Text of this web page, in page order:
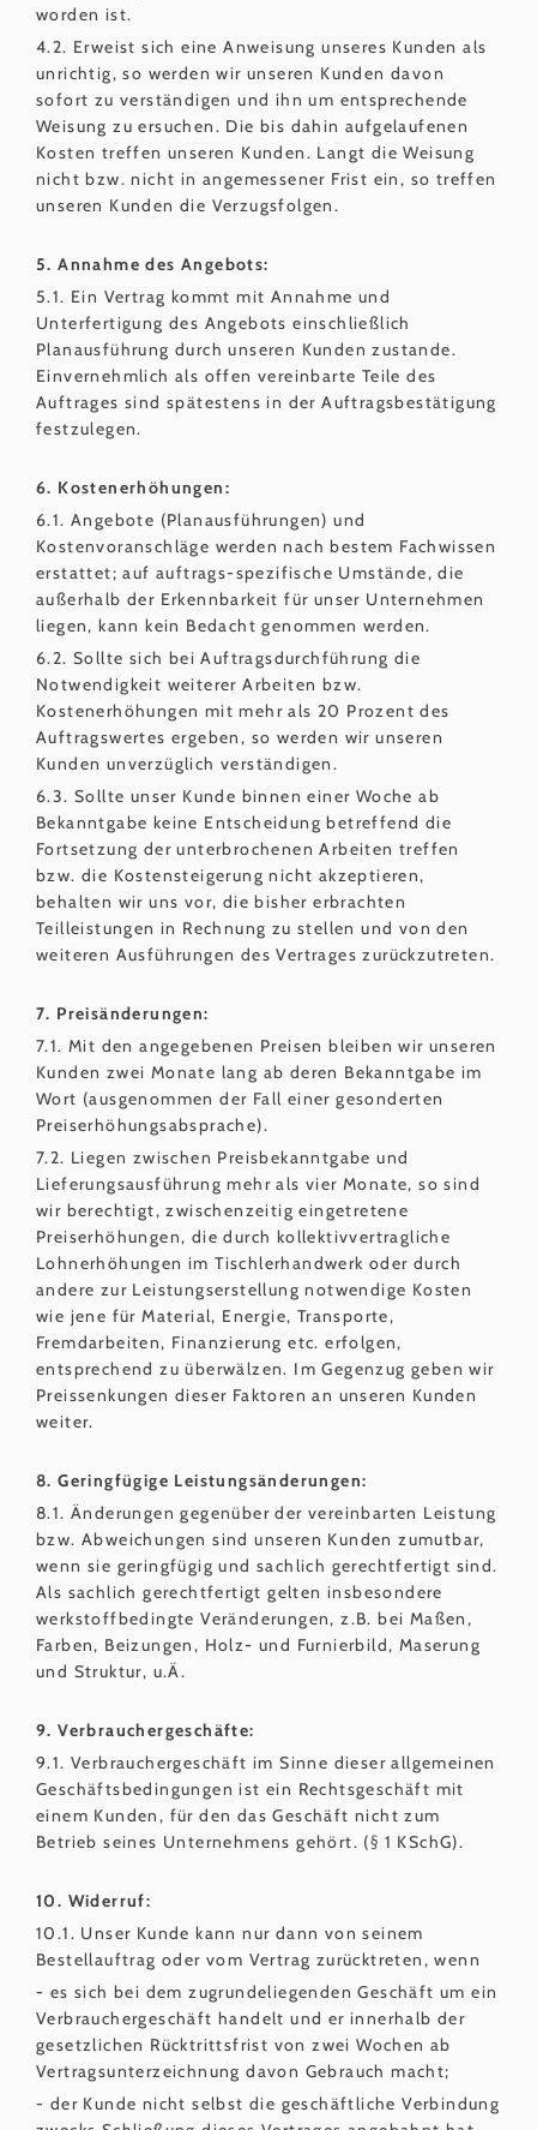
worden ist.
4.2. Erweist sich eine Anweisung unseres Kunden als
unrichtig, so werden wir unseren Kunden davon
sofort zu verständigen und ihn um entsprechende
Weisung zu ersuchen. Die bis dahin aufgelaufenen
Kosten treffen unseren Kunden. Langt die Weisung
nicht bzw. nicht in angemessener Frist ein, so treffen
unseren Kunden die Verzugsfolgen.
5. Annahme des Angebots:
5.1. Ein Vertrag kommt mit Annahme und
Unterfertigung des Angebots einschließlich
Planausführung durch unseren Kunden zustande.
Einvernehmlich als offen vereinbarte Teile des
Auftrages sind spätestens in der Auftragsbestätigung
festzulegen.
6. Kostenerhöhungen:
6.1. Angebote (Planausführungen) und
Kostenvoranschläge werden nach bestem Fachwissen
erstattet; auf auftrags-spezifische Umstände, die
außerhalb der Erkennbarkeit für unser Unternehmen
liegen, kann kein Bedacht genommen werden.
6.2. Sollte sich bei Auftragsdurchführung die
Notwendigkeit weiterer Arbeiten bzw.
Kostenerhöhungen mit mehr als 20 Prozent des
Auftragswertes ergeben, so werden wir unseren
Kunden unverzüglich verständigen.
6.3. Sollte unser Kunde binnen einer Woche ab
Bekanntgabe keine Entscheidung betreffend die
Fortsetzung der unterbrochenen Arbeiten treffen
bzw. die Kostensteigerung nicht akzeptieren,
behalten wir uns vor, die bisher erbrachten
Teilleistungen in Rechnung zu stellen und von den
weiteren Ausführungen des Vertrages zurückzutreten.
7. Preisänderungen:
7.1. Mit den angegebenen Preisen bleiben wir unseren
Kunden zwei Monate lang ab deren Bekanntgabe im
Wort (ausgenommen der Fall einer gesonderten
Preiserhöhungsabsprache).
7.2. Liegen zwischen Preisbekanntgabe und
Lieferungsausführung mehr als vier Monate, so sind
wir berechtigt, zwischenzeitig eingetretene
Preiserhöhungen, die durch kollektivvertragliche
Lohnerhöhungen im Tischlerhandwerk oder durch
andere zur Leistungserstellung notwendige Kosten
wie jene für Material, Energie, Transporte,
Fremdarbeiten, Finanzierung etc. erfolgen,
entsprechend zu überwälzen. Im Gegenzug geben wir
Preissenkungen dieser Faktoren an unseren Kunden
weiter.
8. Geringfügige Leistungsänderungen:
8.1. Änderungen gegenüber der vereinbarten Leistung
bzw. Abweichungen sind unseren Kunden zumutbar,
wenn sie geringfügig und sachlich gerechtfertigt sind.
Als sachlich gerechtfertigt gelten insbesondere
werkstoffbedingte Veränderungen, z.B. bei Maßen,
Farben, Beizungen, Holz- und Furnierbild, Maserung
und Struktur, u.Ä.
9. Verbrauchergeschäfte:
9.1. Verbrauchergeschäft im Sinne dieser allgemeinen
Geschäftsbedingungen ist ein Rechtsgeschäft mit
einem Kunden, für den das Geschäft nicht zum
Betrieb seines Unternehmens gehört. (§ 1 KSchG).
10. Widerruf:
10.1. Unser Kunde kann nur dann von seinem
Bestellauftrag oder vom Vertrag zurücktreten, wenn
- es sich bei dem zugrundeliegenden Geschäft um ein
Verbrauchergeschäft handelt und er innerhalb der
gesetzlichen Rücktrittsfrist von zwei Wochen ab
Vertragsunterzeichnung davon Gebrauch macht;
- der Kunde nicht selbst die geschäftliche Verbindung